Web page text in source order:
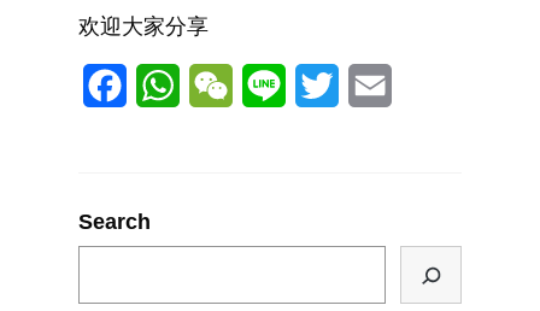
欢迎大家分享
FacebookWhatsAppWeChatLine Twitter
Search